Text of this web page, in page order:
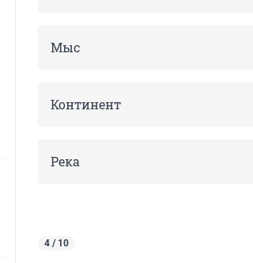
Мыс
Континент
Река
4 / 10